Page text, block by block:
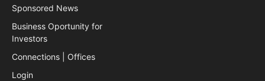
Sponsored News
Business Oportunity for
Investors
Connections | Offices
Login